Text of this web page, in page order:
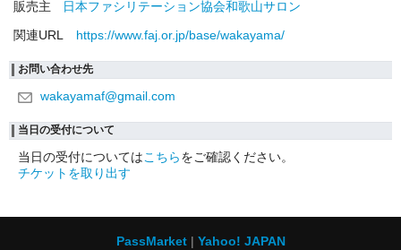
販売主
日本ファシリテーション協会和歌山サロン
関連URL
https://www.faj.or.jp/base/wakayama/
お問い合わせ先
wakayamaf@gmail.com
当日の受付について
当日の受付についてはこちらをご確認ください。
チケットを取り出す
PassMarket Yahoo! JAPAN